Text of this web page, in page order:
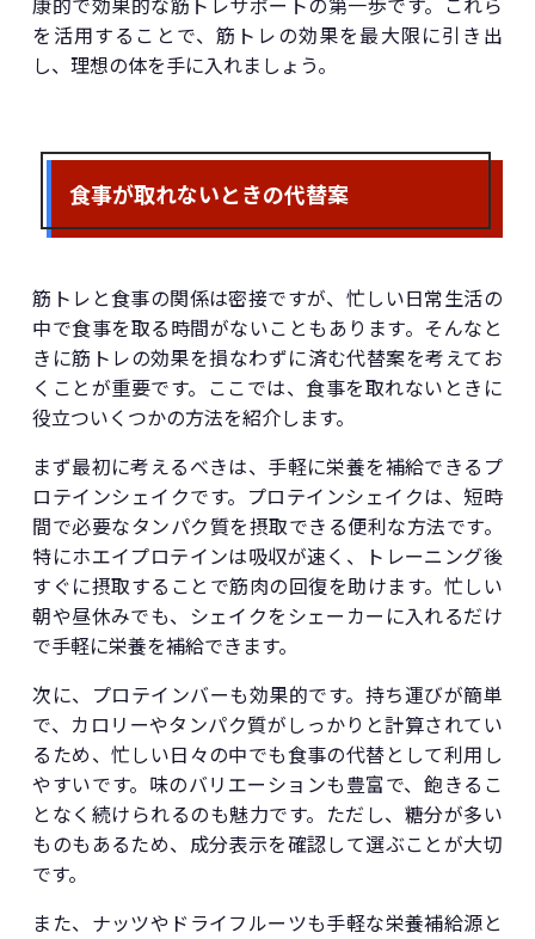
康的で効果的な筋トレサポートの第一歩です。これら
を活用することで、筋トレの効果を最大限に引き出
し、理想の体を手に入れましょう。
食事が取れないときの代替案
筋トレと食事の関係は密接ですが、忙しい日常生活の
中で食事を取る時間がないこともあります。そんなと
きに筋トレの効果を損なわずに済む代替案を考えてお
くことが重要です。ここでは、食事を取れないときに
役立ついくつかの方法を紹介します。
まず最初に考えるべきは、手軽に栄養を補給できるプ
ロテインシェイクです。プロテインシェイクは、短時
間で必要なタンパク質を摂取できる便利な方法です。
特にホエイプロテインは吸収が速く、トレーニング後
すぐに摂取することで筋肉の回復を助けます。忙しい
朝や昼休みでも、シェイクをシェーカーに入れるだけ
で手軽に栄養を補給できます。
次に、プロテインバーも効果的です。持ち運びが簡単
で、カロリーやタンパク質がしっかりと計算されてい
るため、忙しい日々の中でも食事の代替として利用し
やすいです。味のバリエーションも豊富で、飽きるこ
となく続けられるのも魅力です。ただし、糖分が多い
ものもあるため、成分表示を確認して選ぶことが大切
です。
また、ナッツやドライフルーツも手軽な栄養補給源と